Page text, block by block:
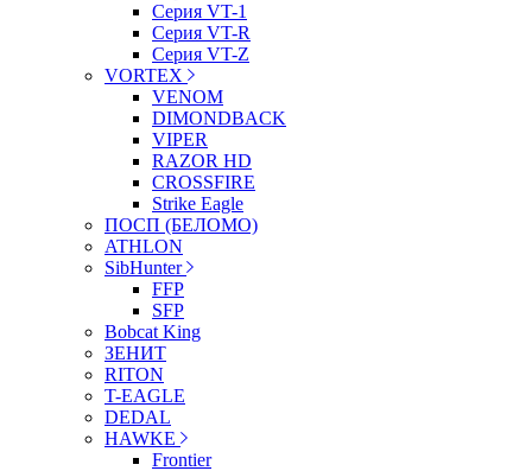
Серия VT-1
Серия VT-R
Серия VT-Z
VORTEX
VENOM
DIMONDBACK
VIPER
RAZOR HD
CROSSFIRE
Strike Eagle
ПОСП (БЕЛОМО)
ATHLON
SibHunter
FFP
SFP
Bobcat King
ЗЕНИТ
RITON
T-EAGLE
DEDAL
HAWKE
Frontier